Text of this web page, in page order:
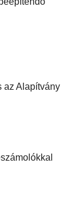
az Alapítvány